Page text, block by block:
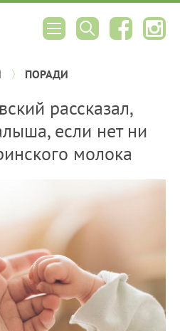
ПОРАДИ
рассказал,
если нет ни
молока